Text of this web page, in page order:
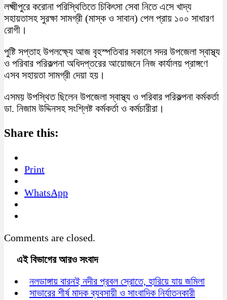
লক্ষ্মীপুরে করোনা পরিস্থিতিতে চিকিৎসা সেবা নিতে এসে খাদ্য
সহায়তাসহ সুরক্ষা সামগ্রী (মাস্ক ও সাবান) পেল প্রায় ১০০ সাধারণ
রোগী।
পুষ্টি সপ্তাহ উপলক্ষ্যে আজ বৃহস্পতিবার সকালে সদর উপজেলা স্বাস্থ্য
ও পরিবার পরিকল্পনা অধিদপ্তরের আয়োজনে নিজ কার্যালয় প্রাঙ্গণে
এসব সহায়তা সামগ্রী দেয়া হয়।
এসময় উপস্থিত ছিলেন উপজেলা স্বাস্থ্য ও পরিবার পরিকল্পনা কর্মকর্তা
ডা. নিজাম উদ্দিনসহ সংশ্লিষ্ট কর্মকর্তা ও কর্মচারীরা।
Share this:
Print
WhatsApp
Comments are closed.
এই বিভাগের আরও সংবাদ
নলডাঙ্গায় বারনই নদীর প্রবল স্রোতে, হারিয়ে যায় জমিলা
সাভারের শীর্ষ মাদক ব্যবসায়ী ও সাংবাদিক নির্যাতনকারী